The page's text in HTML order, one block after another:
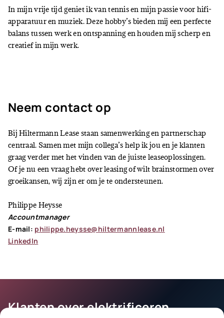
In mijn vrije tijd geniet ik van tennis en mijn passie voor hifi-
apparatuur en muziek. Deze hobby’s bieden mij een perfecte
balans tussen werk en ontspanning en houden mij scherp en
creatief in mijn werk.
Neem contact op
Bij Hiltermann Lease staan samenwerking en partnerschap
centraal. Samen met mijn collega’s help ik jou en je klanten
graag verder met het vinden van de juiste leaseoplossingen.
Of je nu een vraag hebt over leasing of wilt brainstormen over
groeikansen, wij zijn er om je te ondersteunen.
Philippe Heysse
Accountmanager
E-mail: philippe.heysse@hiltermannlease.nl
LinkedIn
Klanten over elektrificeren